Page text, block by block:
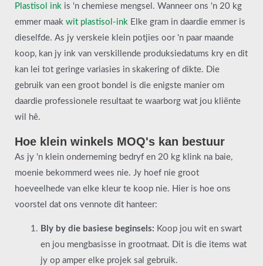
Plastisol ink is 'n chemiese mengsel. Wanneer ons 'n 20 kg
emmer maak wit plastisol-ink Elke gram in daardie emmer is
dieselfde. As jy verskeie klein potjies oor 'n paar maande
koop, kan jy ink van verskillende produksiedatums kry en dit
kan lei tot geringe variasies in skakering of dikte. Die
gebruik van een groot bondel is die enigste manier om
daardie professionele resultaat te waarborg wat jou kliënte
wil hê.
Hoe klein winkels MOQ's kan bestuur
As jy 'n klein onderneming bedryf en 20 kg klink na baie,
moenie bekommerd wees nie. Jy hoef nie groot
hoeveelhede van elke kleur te koop nie. Hier is hoe ons
voorstel dat ons vennote dit hanteer:
Bly by die basiese beginsels: Koop jou wit en swart
en jou mengbasisse in grootmaat. Dit is die items wat
jy op amper elke projek sal gebruik.